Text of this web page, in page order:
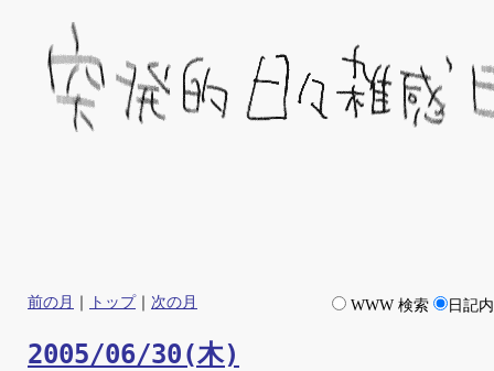
WWW 検索 日記
前の月 トップ 次の月
2005/06/30(木)